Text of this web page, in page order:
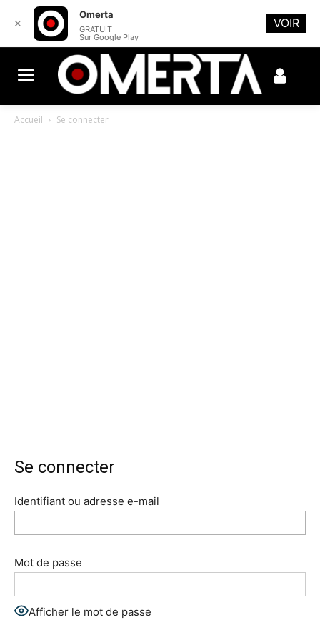
Accueil Se connecter
Se connecter
Identifiant ou adresse e-mail
Mot de passe
Afficher le mot de passe
✕
Omerta
GRATUIT
Sur Google Play
VOIR